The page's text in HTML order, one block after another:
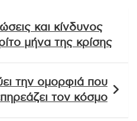
και κίνδυνος
μήνα της κρίσης
την ομορφιά που
τον κόσμο